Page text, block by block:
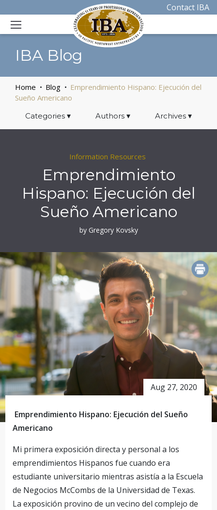
Contact IBA
IBA Blog
Home Blog
Emprendimiento Hispano: Ejecución del
Sueño Americano
Categories ▾ Authors ▾ Archives▾
Information Resources
Emprendimiento
Hispano: Ejecución del
Sueño Americano
by Gregory Kovsky
Aug 27, 2020
Emprendimiento Hispano: Ejecución del Sueño
Americano
Mi primera exposición directa y personal a los
emprendimientos Hispanos fue cuando era
estudiante universitario mientras asistía a la Escuela
de Negocios McCombs de la Universidad de Texas.
La exposición provino de un vecino del complejo de